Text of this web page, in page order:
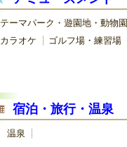
テーマパーク・遊園地・動物園
カラオケ
ゴルフ場・練習場
宿泊・旅行・温泉
温泉